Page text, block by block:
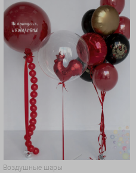
Воздушные шары